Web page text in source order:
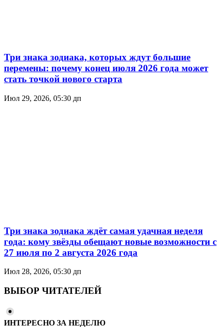
Три знака зодиака, которых ждут большие
перемены: почему конец июля 2026 года может
стать точкой нового старта
Июл 29, 2026, 05:30 дп
Три знака зодиака ждёт самая удачная неделя
года: кому звёзды обещают новые возможности с
27 июля по 2 августа 2026 года
Июл 28, 2026, 05:30 дп
ВЫБОР ЧИТАТЕЛЕЙ
ИНТЕРЕСНО ЗА НЕДЕЛЮ